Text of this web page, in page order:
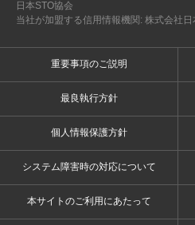
日本STO協会
当社が加盟する信用情報機関: 株式会社
重要事項のご説明
最良執行方針
個人情報保護方針
システム障害時の対応について
本サイトのご利用にあたって